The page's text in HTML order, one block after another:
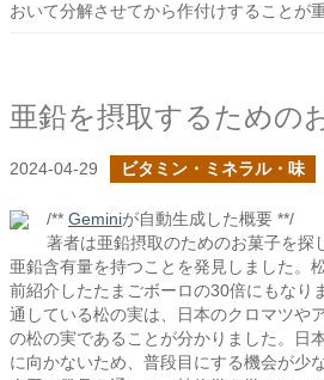
おいて分解させてから作付けすることが
亜鉛を摂取するための
2024-04-29 ビタミン・ミネラル・味
/** Geminiが自動生成した概要 **/
著者は亜鉛摂取のためのお菓子を探
亜鉛含有量を持つことを発見しました。
前紹介したたまごボーロの30倍にもなり
通している松の実は、日本のクロマツや
の松の実であることが分かりました。日
に向かないため、普段目にする機会が少